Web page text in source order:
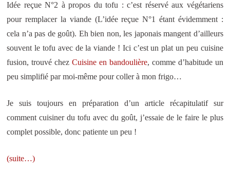
Idée reçue N°2 à propos du tofu : c’est réservé aux végétariens
pour remplacer la viande (L’idée reçue N°1 étant évidemment :
cela n’a pas de goût). Eh bien non, les japonais mangent d’ailleurs
souvent le tofu avec de la viande ! Ici c’est un plat un peu cuisine
fusion, trouvé chezCuisine en bandoulière, comme d’habitude un
peu simplifié par moi-même pour coller à mon frigo…
Je suis toujours en préparation d’un article récapitulatif sur
comment cuisiner du tofu avec du goût, j’essaie de le faire le plus
complet possible, donc patiente un peu !
(suite…)